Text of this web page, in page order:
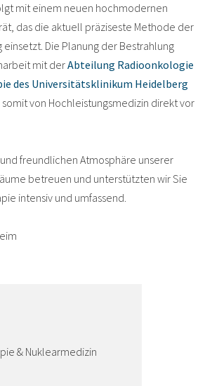
mit einem neuen hochmodernen
das die aktuell präziseste Methode der
Die Planung der Bestrahlung
mit derAbteilung Radioonkologie
des Universitätsklinikum Heidelberg
von Hochleistungsmedizin direkt vor
freundlichen Atmosphäre unserer
betreuen und unterstützten wir Sie
intensiv und umfassend.
& Nuklearmedizin